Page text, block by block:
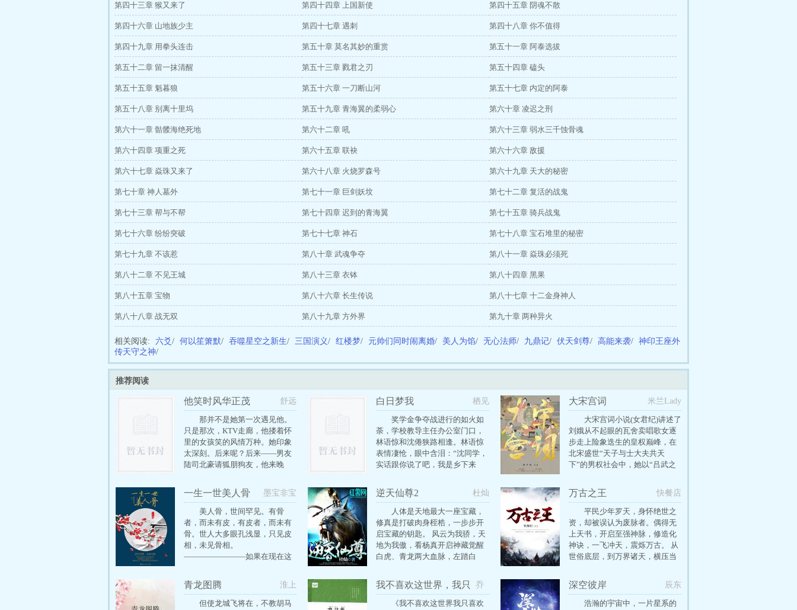
第四十三章 猴又来了 第四十四章 上国新使 第四十五章 阴魂不散
第四十六章 山地族少主 第四十七章 遇刺 第四十八章 你不值得
第四十九章 用拳头连击 第五十章 莫名其妙的重赏 第五十一章 阿泰选拔
第五十二章 留一抹清醒 第五十三章 戮君之刃 第五十四章 磕头
第五十五章 魁暮狼 第五十六章 一刀断山河 第五十七章 内定的阿泰
第五十八章 别离十里坞 第五十九章 青海翼的柔弱心 第六十章 凌迟之刑
第六十一章 骷髅海绝死地 第六十二章 吼 第六十三章 弱水三千蚀骨魂
第六十四章 项重之死 第六十五章 联袂 第六十六章 敌援
第六十七章 焱珠又来了 第六十八章 火烧罗森号 第六十九章 天大的秘密
第七十章 神人墓外 第七十一章 巨剑妖坟 第七十二章 复活的战鬼
第七十三章 帮与不帮 第七十四章 迟到的青海翼 第七十五章 骑兵战鬼
第七十六章 纷纷突破 第七十七章 神石 第七十八章 宝石堆里的秘密
第七十九章 不该惹 第八十章 武魂争夺 第八十一章 焱珠必须死
第八十二章 不见王城 第八十三章 衣钵 第八十四章 黑果
第八十五章 宝物 第八十六章 长生传说 第八十七章 十二金身神人
第八十八章 战无双 第八十九章 方外界 第九十章 两种异火
相关阅读: 六爻 / 何以笙箫默/ 吞噬星空之新生/ 三国演义/ 红楼梦/ 元帅们同时闹离婚/ 美人为馅/ 无心法师/ 九鼎记/ 伏天剑尊/ 高能来袭/ 神印王座外
传天守之神/
推荐阅读
他笑时风华正茂 舒远
那并不是她第一次遇见他。
只是那次，KTV走廊，他搂着怀
里的女孩笑的风情万种。她印象
太深刻。后来呢？后来——男友
陆司北豪请狐朋狗友，他来晚
啊。”“怎么没带女朋友？”那人淡
淡的一笑，“分了。”“嗬，这次几
个月？”那人抬眼，声音清
淡：“够了啊。”包间里，灯光半
明半暗。孟盛楠低着头喝可乐，
渗进舌头上却又凉又苦。那时
候，她还没意识到，在后来竟会
白日梦我 栖见
奖学金争夺战进行的如火如
荼，学校教导主任办公室门口，
林语惊和沈倦狭路相逢。林语惊
表情凄怆，眼中含泪：“沈同学，
实话跟你说了吧，我是乡下来
我们莲花村就出了我一个能到大
城市读书的，这次我如果拿不到
奖学金就没钱交学费，没钱交学
费就只能回村里喂猪……”沈倦神
情松懒，漫不经心：“好巧，我是
隔壁荷叶村的，本名沈铁柱，我
不仅要喂猪，还得种地。”林语
转身离开。沈倦钻进私人直升飞
机，林语惊上了加长版劳斯莱斯
大宋宫词 米兰Lady
大宋宫词小说(女君纪)讲述了
刘娥从不起眼的瓦舍卖唱歌女逐
步走上险象迭生的皇权巅峰，在
北宋盛世“天子与士大夫共天
下”的男权社会中，她以“吕武之
女权地位，最终成为中国历史上
第一位摄政太后。
一生一世美人骨 墨宝非宝
美人骨，世间罕见。有骨
者，而未有皮，有皮者，而未有
骨。世人大多眼孔浅显，只见皮
相，未见骨相。
————————如果在现在这
忆，深爱着你。多幸福。时宜对
周生辰就是如此。而他，却早已
忘记她。…
逆天仙尊2 杜灿
人体是天地最大一座宝藏，
修真是打破肉身桎梏，一步步开
启宝藏的钥匙。 风云为我骄，天
地为我傲，看杨真开启神藏觉醒
白虎、青龙两大血脉，左踏白
为绝世天尊主宰天下。
万古之王 快餐店
平民少年罗天，身怀绝世之
资，却被误认为废脉者。偶得无
上天书，开启至强神脉，修造化
神诀，一飞冲天，震烁万古。 从
世俗底层，到万界诸天，横压当
话万族，成就不朽不灭永恒超脱
的万古至尊之王！ ①本书是天才
流，非废材流。 ②已完本《主宰
青龙图腾 淮上
但使龙城飞将在，不教胡马
我不喜欢这世界，我只
喜欢你
乔
一
《我不喜欢这世界我只喜欢
深空彼岸 辰东
浩瀚的宇宙中，一片星系的